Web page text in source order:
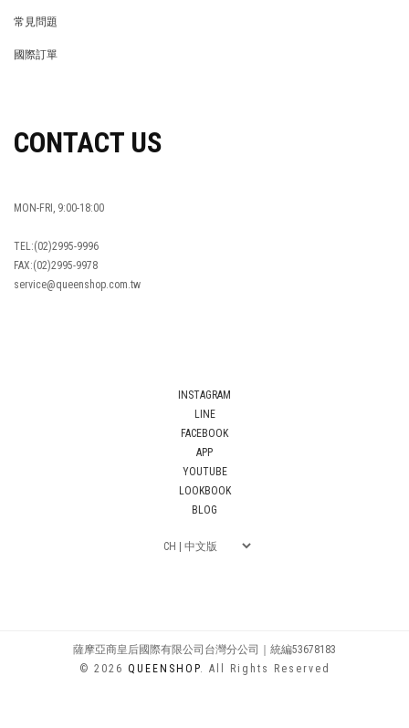
常見問題
國際訂單
CONTACT US
MON-FRI, 9:00-18:00
TEL:(02)2995-9996
FAX:(02)2995-9978
service@queenshop.com.tw
INSTAGRAM
LINE
FACEBOOK
APP
YOUTUBE
LOOKBOOK
BLOG
薩摩亞商皇后國際有限公司台灣分公司｜統編53678183
© 2026 QUEENSHOP. All Rights Reserved